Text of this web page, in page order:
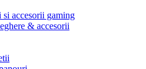
accesorii gaming
& accesorii